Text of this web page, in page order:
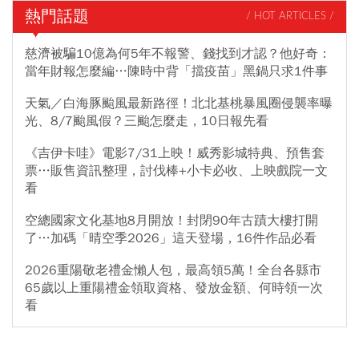
熱門話題 / HOT ARTICLES /
慈濟被騙10億為何5年不報警、錢找到才認？他好奇：
當年財報怎麼編…陳時中背「擋疫苗」黑鍋只求1件事
天氣／白海豚颱風最新路徑！北北基桃暴風圈侵襲率曝
光、8/7颱風假？三颱怎麼走，10日報先看
《吉伊卡哇》電影7/31上映！威秀影城特典、預售套
票…販售資訊整理，討伐棒+小卡必收、上映戲院一文
看
空總國家文化基地8月開放！封閉90年古蹟大樓打開
了…加碼「晴空季2026」這天登場，16件作品必看
2026重陽敬老禮金懶人包，最高領5萬！全台各縣市
65歲以上重陽禮金領取資格、發放金額、何時領一次
看